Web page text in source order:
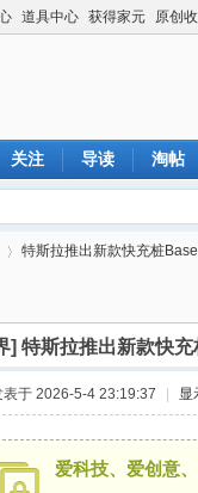
道具中心 获得家元 原创
关注 导读 淘帖
特斯拉推出新款快充桩
] 特斯拉推出新款快
表于 2026-5-4 23:19:37 显
爱科技、爱创意